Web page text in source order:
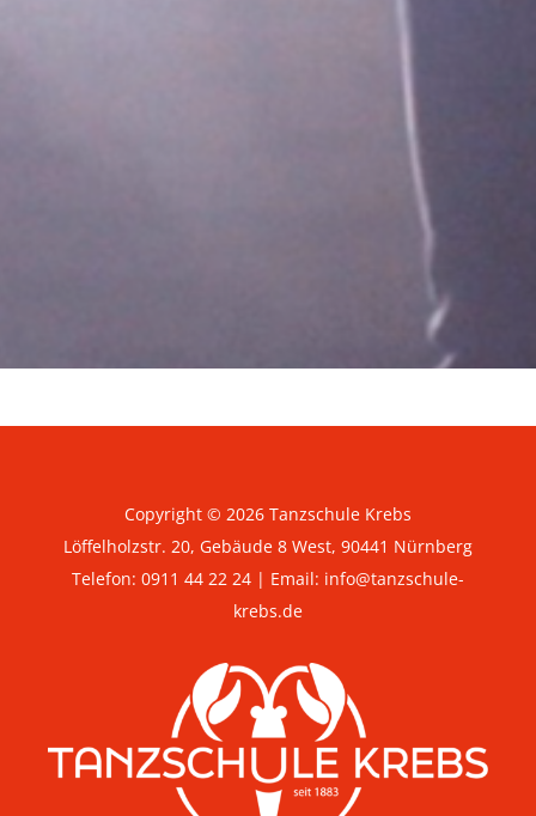
Copyright © 2026 Tanzschule Krebs
Löffelholzstr. 20, Gebäude 8 West, 90441 Nürnberg
Telefon: 0911 44 22 24 | Email: info@tanzschule-
krebs.de